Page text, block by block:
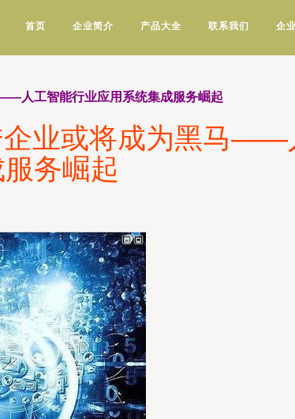
首页 企业简介 产品大全 联系我们 企
人工智能行业应用系统集成服务崛起
企业或将成为黑马——
务崛起